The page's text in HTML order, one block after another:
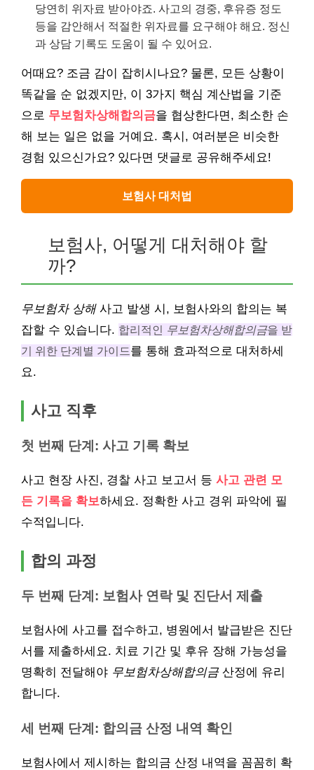
당연히 위자료 받아야죠. 사고의 경중, 후유증 정도
등을 감안해서 적절한 위자료를 요구해야 해요. 정신
과 상담 기록도 도움이 될 수 있어요.
어때요? 조금 감이 잡히시나요? 물론, 모든 상황이
똑같을 순 없겠지만, 이 3가지 핵심 계산법을 기준
으로 무보험차상해합의금을 협상한다면, 최소한 손
해 보는 일은 없을 거예요. 혹시, 여러분은 비슷한
경험 있으신가요? 있다면 댓글로 공유해주세요!
보험사 대처법
보험사, 어떻게 대처해야 할
까?
무보험차 상해사고 발생 시, 보험사와의 합의는 복
잡할 수 있습니다. 합리적인 무보험차상해합의금을 받
기 위한 단계별 가이드를 통해 효과적으로 대처하세
요.
사고 직후
첫 번째 단계: 사고 기록 확보
사고 현장 사진, 경찰 사고 보고서 등 사고 관련 모
든 기록을 확보하세요. 정확한 사고 경위 파악에 필
수적입니다.
합의 과정
두 번째 단계: 보험사 연락 및 진단서 제출
보험사에 사고를 접수하고, 병원에서 발급받은 진단
서를 제출하세요. 치료 기간 및 후유 장해 가능성을
명확히 전달해야 무보험차상해합의금산정에 유리
합니다.
세 번째 단계: 합의금 산정 내역 확인
보험사에서 제시하는 합의금 산정 내역을 꼼꼼히 확